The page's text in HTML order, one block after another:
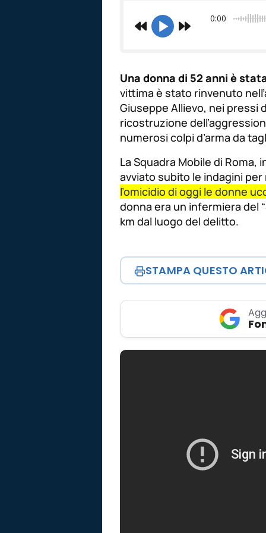
0:00
Una donna di 52 anni è
vittima è stato rinvenuto
Giuseppe Allievo, nei pressi
ricostruzione
numerosi colpi d’arma da
La Squadra Mobile di Roma,
avviato subito le indagini per
l’omicidio di oggi le donne
donna era un infermiera del
km dal luogo del delitto.
STAMPA QUESTO